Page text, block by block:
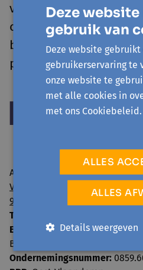
verhalen- en
over baanbrekende
bakens verzetten met
project wordt
Avansa regio Gent vzw
Visserij 106/1
9000 Gent
T:
E:
info@avansa-regiogent.be
BE15 8939 4415 5730
Ondernemingsnummer:
Deze
gebruik van
Deze website
gebruikerservaring te
onze website te
met alle cookies in
met ons Cookiebeleid.
ALLES
ALLES
Details weergeven